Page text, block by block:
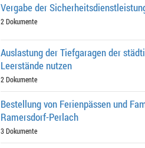
Vergabe der
2 Dokumente
Auslastung der Tiefgaragen der
Leerstände nutzen
2 Dokumente
Bestellung von Ferienpässen und
Ramersdorf-Perlach
3 Dokumente